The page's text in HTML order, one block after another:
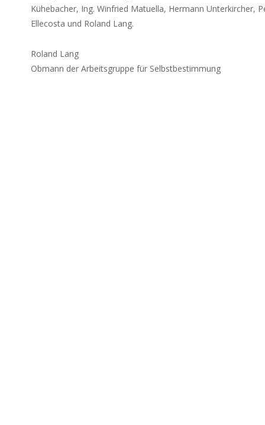
Kühebacher, Ing. Winfried Matuella, Hermann Unterkircher,
Ellecosta und Roland Lang.
Roland Lang
Obmann der Arbeitsgruppe für Selbstbestimmung